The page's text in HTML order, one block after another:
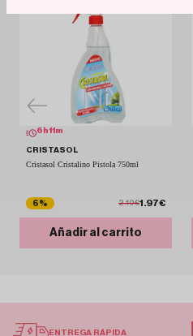
6 h11 m
CRISTASOL
Cristasol Cristalino Pistola 750ml
6% 2.10€1.97€
Añadir al carrito
ENTREGA RÁPIDA